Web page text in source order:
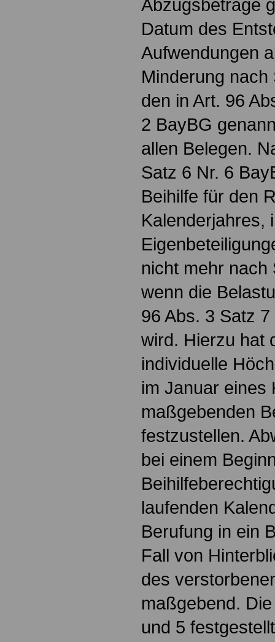
Abzugsbeträge
Datum des
Aufwendungen
Minderung
den in Art. 96
2 BayBG
allen Belegen.
Satz 6 Nr. 6
Beihilfe für den
Kalenderjahres,
nicht mehr nach
wenn die
96 Abs. 3 Satz
wird. Hierzu hat
individuelle
im Januar eines
maßgebenden
festzustellen.
bei einem
laufenden
Berufung in ein
Fall von
des
maßgebend.
und 5